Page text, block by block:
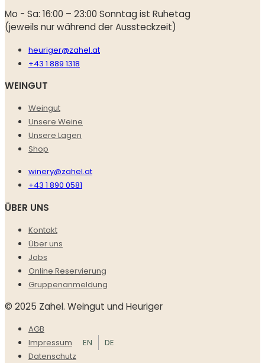
Mo - Sa: 16:00 – 23:00 Sonntag ist Ruhetag
(jeweils nur während der Aussteckzeit)
heuriger@zahel.at
+43 1 889 1318
WEINGUT
Weingut
Unsere Weine
Unsere Lagen
Shop
winery@zahel.at
+43 1 890 0581
ÜBER UNS
Kontakt
Über uns
Jobs
Online Reservierung
Gruppenanmeldung
© 2025 Zahel. Weingut und Heuriger
AGB
Impressum
Datenschutz
EN DE